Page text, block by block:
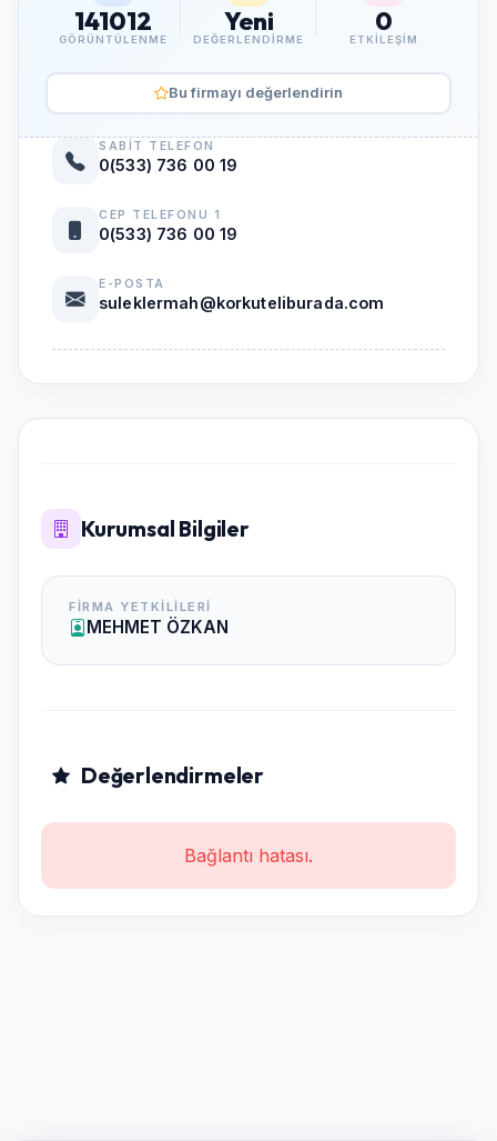
Kurumsal Bilgiler
FIRMA YETKILILERI
MEHMET ÖZKAN
Değerlendirmeler
Bağlantı hatası.
141012
GÖRÜNTÜLENME
Yeni
DEĞERLENDIRME
0
ETKILEŞIM
Bu firmayı değerlendirin
SABIT TELEFON
0(533) 736 00 19
CEP TELEFONU 1
0(533) 736 00 19
E-POSTA
suleklermah@korkuteliburada.com